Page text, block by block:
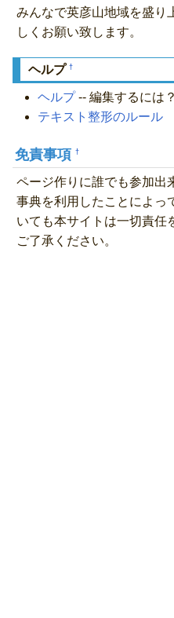
みんなで英彦山地域を盛り
しくお願い致します。
ヘルプ †
ヘルプ-- 編集するには？
テキスト整形のルール
免責事項 †
ページ作りに誰でも参加出
事典を利用したことによっ
いても本サイトは一切責任
ご了承ください。